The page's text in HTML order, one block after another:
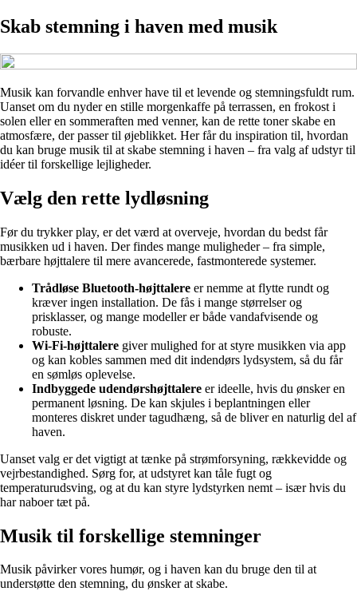
Skab stemning i haven med musik
Musik kan forvandle enhver have til et levende og stemningsfuldt rum.
Uanset om du nyder en stille morgenkaffe på terrassen, en frokost i
solen eller en sommeraften med venner, kan de rette toner skabe en
atmosfære, der passer til øjeblikket. Her får du inspiration til, hvordan
du kan bruge musik til at skabe stemning i haven – fra valg af udstyr til
idéer til forskellige lejligheder.
Vælg den rette lydløsning
Før du trykker play, er det værd at overveje, hvordan du bedst får
musikken ud i haven. Der findes mange muligheder – fra simple,
bærbare højttalere til mere avancerede, fastmonterede systemer.
Trådløse Bluetooth-højttalere er nemme at flytte rundt og
kræver ingen installation. De fås i mange størrelser og
prisklasser, og mange modeller er både vandafvisende og
robuste.
Wi-Fi-højttalere giver mulighed for at styre musikken via app
og kan kobles sammen med dit indendørs lydsystem, så du får
en sømløs oplevelse.
Indbyggede udendørshøjttalere er ideelle, hvis du ønsker en
permanent løsning. De kan skjules i beplantningen eller
monteres diskret under tagudhæng, så de bliver en naturlig del af
haven.
Uanset valg er det vigtigt at tænke på strømforsyning, rækkevidde og
vejrbestandighed. Sørg for, at udstyret kan tåle fugt og
temperaturudsving, og at du kan styre lydstyrken nemt – især hvis du
har naboer tæt på.
Musik til forskellige stemninger
Musik påvirker vores humør, og i haven kan du bruge den til at
understøtte den stemning, du ønsker at skabe.